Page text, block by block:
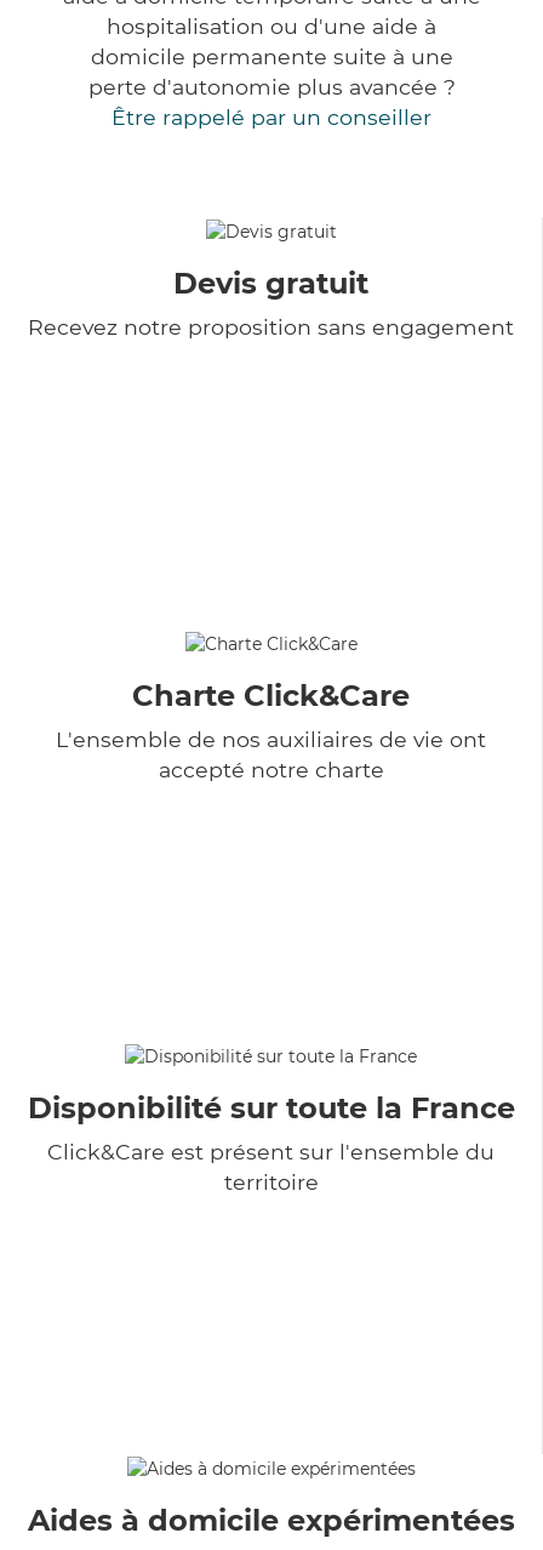
hospitalisation ou d'une aide à
domicile permanente suite à une
perte d'autonomie plus avancée ?
Être rappelé par un conseiller
Devis gratuit
Recevez notre proposition sans engagement
Charte Click&Care
L'ensemble de nos auxiliaires de vie ont
accepté notre charte
Disponibilité sur toute la France
Click&Care est présent sur l'ensemble du
territoire
Aides à domicile expérimentées